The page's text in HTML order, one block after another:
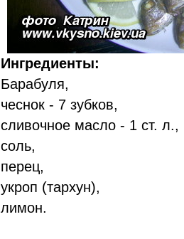
Ингредиенты:
Барабуля,
чеснок - 7 зубков,
сливочное масло - 1 ст. л.,
соль,
перец,
укроп (тархун),
лимон.